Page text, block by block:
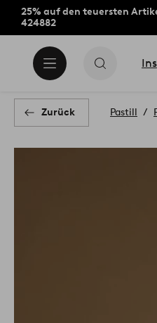
25% auf den teuersten
424882
Zurück Pastill